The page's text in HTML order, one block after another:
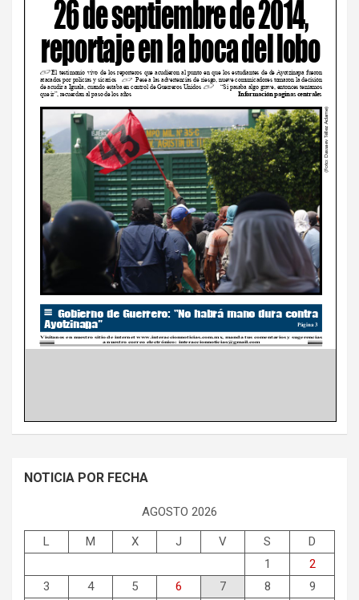
NOTICIA POR FECHA
AGOSTO 2026
L M X J V S
D
1
2
3
4 5 6 7 8
9